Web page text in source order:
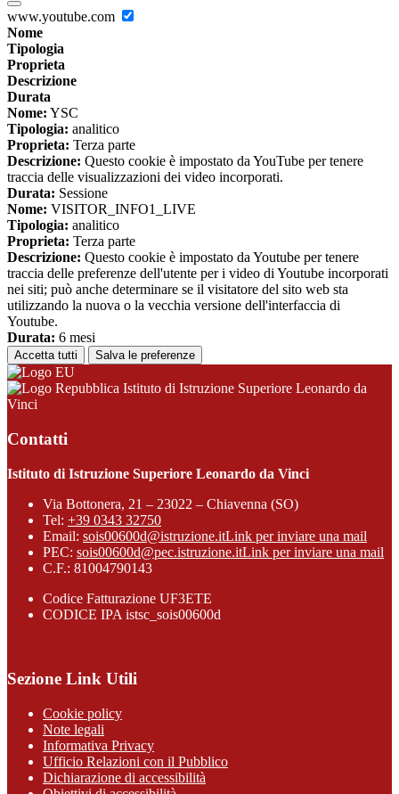
www.youtube.com
Nome
Tipologia
Proprieta
Descrizione
Durata
Nome: YSC
Tipologia: analitico
Proprieta: Terza parte
Descrizione: Questo cookie è impostato da YouTube per tenere
traccia delle visualizzazioni dei video incorporati.
Durata: Sessione
Nome: VISITOR_INFO1_LIVE
Tipologia: analitico
Proprieta: Terza parte
Descrizione: Questo cookie è impostato da Youtube per tenere
traccia delle preferenze dell'utente per i video di Youtube incorporati
nei siti; può anche determinare se il visitatore del sito web sta
utilizzando la nuova o la vecchia versione dell'interfaccia di
Youtube.
Durata: 6 mesi
Accetta tutti Salva le preferenze
Istituto di Istruzione Superiore Leonardo da
Vinci
Contatti
Istituto di Istruzione Superiore Leonardo da Vinci
Via Bottonera, 21 – 23022 – Chiavenna (SO)
Tel: +39 0343 32750
Email: sois00600d@istruzione.itLink per inviare una mail
PEC: sois00600d@pec.istruzione.itLink per inviare una mail
C.F.: 81004790143
Codice Fatturazione UF3ETE
CODICE IPA istsc_sois00600d
Sezione Link Utili
Cookie policy
Note legali
Informativa Privacy
Ufficio Relazioni con il Pubblico
Dichiarazione di accessibilità